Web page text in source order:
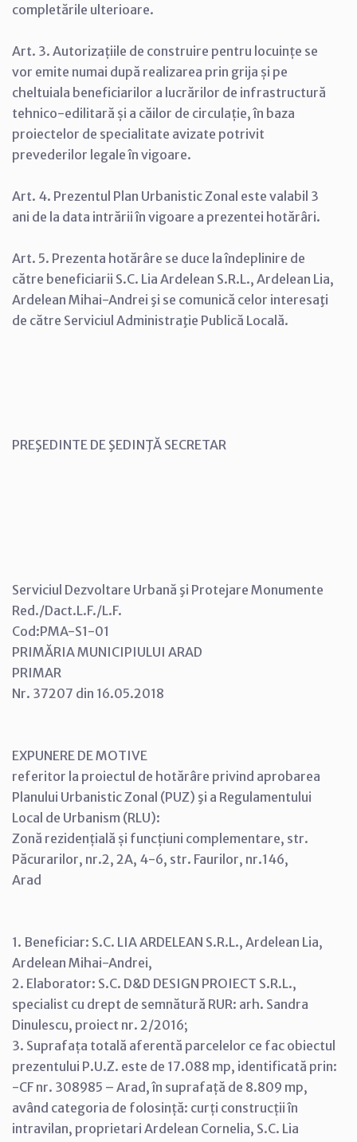
completările ulterioare.
Art. 3. Autorizațiile de construire pentru locuințe se
vor emite numai după realizarea prin grija și pe
cheltuiala beneficiarilor a lucrărilor de infrastructură
tehnico-edilitară și a căilor de circulație, în baza
proiectelor de specialitate avizate potrivit
prevederilor legale în vigoare.
Art. 4. Prezentul Plan Urbanistic Zonal este valabil 3
ani de la data intrării în vigoare a prezentei hotărâri.
Art. 5. Prezenta hotărâre se duce la îndeplinire de
către beneficiarii S.C. Lia Ardelean S.R.L., Ardelean Lia,
Ardelean Mihai-Andrei şi se comunică celor interesaţi
de către Serviciul Administraţie Publică Locală.
PREŞEDINTE DE ŞEDINŢĂ SECRETAR
Serviciul Dezvoltare Urbană şi Protejare Monumente
Red./Dact.L.F./L.F.
Cod:PMA-S1-01
PRIMĂRIA MUNICIPIULUI ARAD
PRIMAR
Nr. 37207 din 16.05.2018
EXPUNERE DE MOTIVE
referitor la proiectul de hotărâre privind aprobarea
Planului Urbanistic Zonal (PUZ) şi a Regulamentului
Local de Urbanism (RLU):
Zonă rezidențială și funcțiuni complementare, str.
Păcurarilor, nr.2, 2A, 4-6, str. Faurilor, nr.146,
Arad
1. Beneficiar: S.C. LIA ARDELEAN S.R.L., Ardelean Lia,
Ardelean Mihai-Andrei,
2. Elaborator: S.C. D&D DESIGN PROIECT S.R.L.,
specialist cu drept de semnătură RUR: arh. Sandra
Dinulescu, proiect nr. 2/2016;
3. Suprafața totală aferentă parcelelor ce fac obiectul
prezentului P.U.Z. este de 17.088 mp, identificată prin:
-CF nr. 308985 – Arad, în suprafață de 8.809 mp,
având categoria de folosință: curți construcții în
intravilan, proprietari Ardelean Cornelia, S.C. Lia